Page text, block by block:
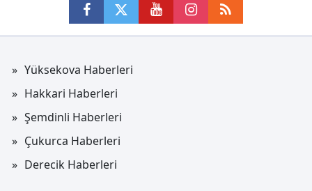
Yüksekova Haberleri
Hakkari Haberleri
Şemdinli Haberleri
Çukurca Haberleri
Derecik Haberleri